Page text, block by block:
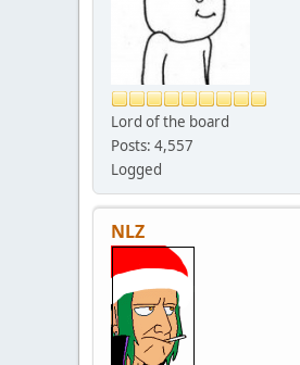
Lord of the board
Posts: 4,557
Logged
NLZ